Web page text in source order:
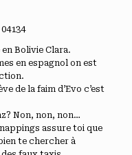
Bolivie Clara.
en espagnol on est
de la faim d’Evo c’est
Non, non, non…
assure toi que
te chercher à